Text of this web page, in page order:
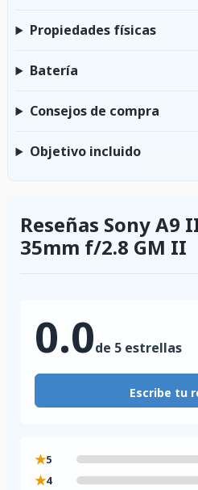
Propiedades físicas
Batería
Consejos de compra
Objetivo incluido
Reseñas Sony A9
35mm f/2.8 GM II
0.0de 5 estrellas
Escribe tu
★5
★4